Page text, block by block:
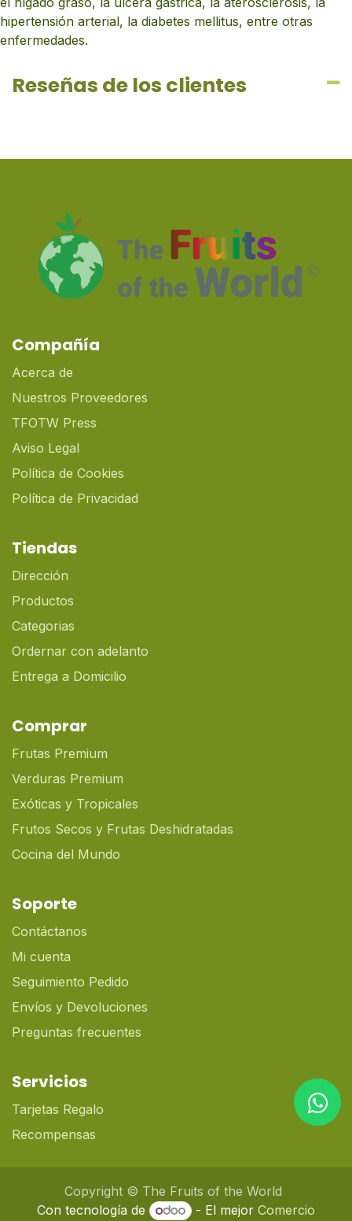
hipertensión arterial, la diabetes mellitus, entre otras
enfermedades.
Reseñas de los clientes
Compañía
Acerca de
Nuestros Proveedores
TFOTW Press
Aviso Legal
Política de Cookies
Política de Privacidad
Tiendas
Dirección
Productos
Categorias
Ordernar con adelanto
Entrega a Domicilio
Comprar
Frutas Premium
Verduras Premium
Exóticas y Tropicales
Frutos Secos y Frutas Deshidratadas
Cocina del Mundo
Soporte
Contáctanos
Mi cuenta
Seguimiento Pedido
Envíos y Devoluciones
Preguntas frecuentes
Servicios
Tarjetas Regalo
Recompensas
Copyright © The Fruits of the World
Con tecnología de
- El mejorComercio